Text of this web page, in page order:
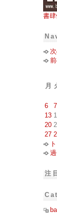
書肆
月
6
7
13
20
27
注